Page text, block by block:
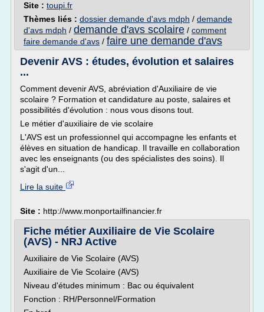
Site : toupi.fr
Thèmes liés : dossier demande d'avs mdph / demande
d'avs mdph / demande d'avs scolaire / comment
faire demande d'avs / faire une demande d'avs
Devenir AVS : études, évolution et salaires
...
Comment devenir AVS, abréviation d'Auxiliaire de vie
scolaire ? Formation et candidature au poste, salaires et
possibilités d'évolution : nous vous disons tout.
Le métier d'auxiliaire de vie scolaire
L'AVS est un professionnel qui accompagne les enfants et
élèves en situation de handicap. Il travaille en collaboration
avec les enseignants (ou des spécialistes des soins). Il
s'agit d'un...
Lire la suite
Site : http://www.monportailfinancier.fr
Fiche métier Auxiliaire de Vie Scolaire
(AVS) - NRJ Active
Auxiliaire de Vie Scolaire (AVS)
Auxiliaire de Vie Scolaire (AVS)
Niveau d'études minimum : Bac ou équivalent
Fonction : RH/Personnel/Formation